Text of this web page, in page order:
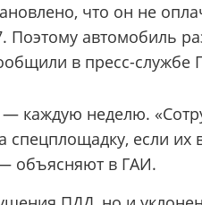
что он не
автомобиль
в пресс-службе
каждую неделю.
если их
объясняют в ГАИ.